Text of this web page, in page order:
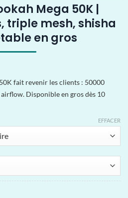
Mega 50K |
triple mesh, shisha
en gros
fait revenir les clients : 50000
Disponible en gros dès 10
EFFACER